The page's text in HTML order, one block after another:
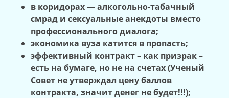
в коридорах — алкогольно-табачный
смрад и сексуальные анекдоты вместо
профессионального диалога;
экономика вуза катится в пропасть;
эффективный контракт – как призрак –
есть на бумаге, но не на счетах (Ученый
Совет не утверждал цену баллов
контракта, значит денег не будет!!!);